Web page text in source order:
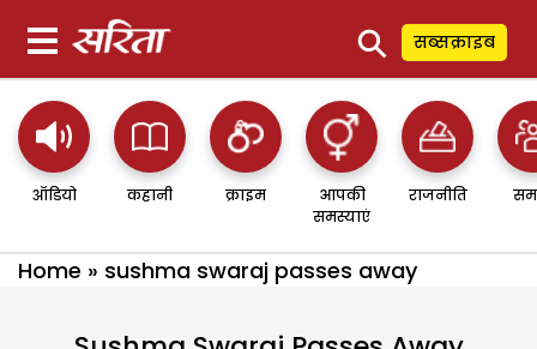
⚲ सब्सक्राइब
ऑडियो कहानी क्राइम
आपकी
समस्याएं
राजनीति
Home » sushma swaraj passes away